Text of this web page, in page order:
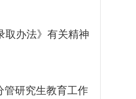
取办法》有关精神
管研究生教育工作